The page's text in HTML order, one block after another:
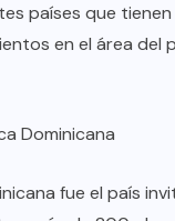
países que
en el área
Dominicana
fue el país